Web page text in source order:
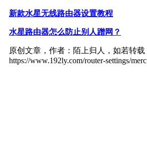
新款水星无线路由器设置教程
水星路由器怎么防止别人蹭网？
原创文章，作者：陌上归人，如若转载
https://www.192ly.com/router-settings/